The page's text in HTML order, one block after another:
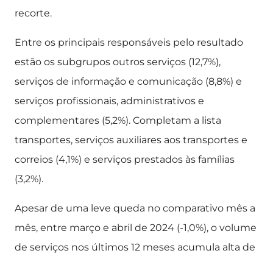
recorte.
Entre os principais responsáveis pelo resultado
estão os subgrupos outros serviços (12,7%),
serviços de informação e comunicação (8,8%) e
serviços profissionais, administrativos e
complementares (5,2%). Completam a lista
transportes, serviços auxiliares aos transportes e
correios (4,1%) e serviços prestados às famílias
(3,2%).
Apesar de uma leve queda no comparativo mês a
mês, entre março e abril de 2024 (-1,0%), o volume
de serviços nos últimos 12 meses acumula alta de